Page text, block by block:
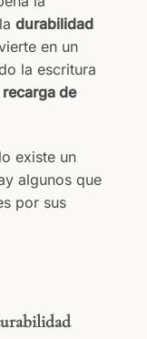
durabilidad
en un
la escritura
recarga de
existe un
algunos que
por sus